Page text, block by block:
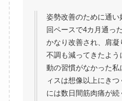
姿勢改善のために通い
回ペースで4カ月通っ
かなり改善され、肩凝
不調も減ってきたよう
動の習慣がなかった私
ィスは想像以上にき
には数日間筋肉痛が続